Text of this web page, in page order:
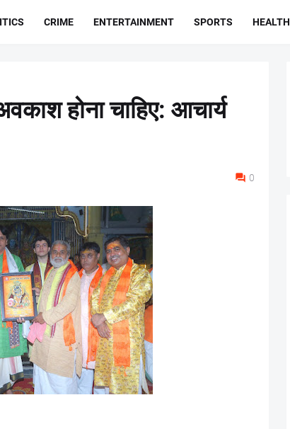
CRIME ENTERTAINMENT SPORTS HEALTH
होना चाहिए: आचार्य
0